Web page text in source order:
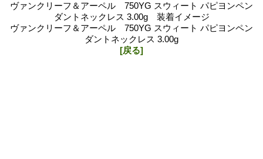
ヴァンクリーフ＆アーペル 750YG スウィート パピヨンペン
ダントネックレス 3.00g 装着イメージ
ヴァンクリーフ＆アーペル 750YG スウィート パピヨンペン
ダントネックレス 3.00g
[戻る]